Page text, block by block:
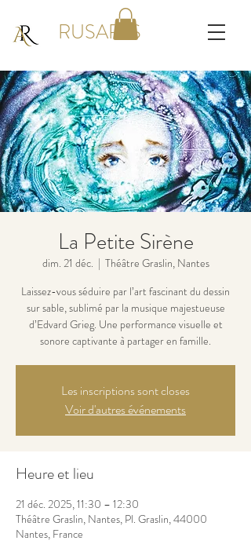
RUSARTS
La Petite Sirène
dim. 21 déc.
  |
Théâtre Graslin, Nantes
Laissez-vous séduire par l’art fascinant du dessin
sur sable, sublimé par la musique majestueuse
d’Edvard Grieg. Une performance visuelle et
sonore captivante à partager en famille.
Les inscriptions sont closes
Voir d'autres événements
Heure et lieu
21 déc. 2025, 11:30 – 12:30
Théâtre Graslin, Nantes, Pl. Graslin, 44000
Nantes, France